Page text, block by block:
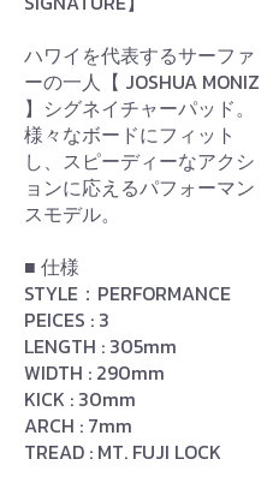
ハワイを代表するサーファ
ーの一人【 JOSHUA MONIZ
】シグネイチャーパッド。
様々なボードにフィット
し、スピーディーなアクシ
ョンに応えるパフォーマン
スモデル。
■ 仕様
STYLE：PERFORMANCE
PEICES : 3
LENGTH : 305mm
WIDTH : 290mm
KICK : 30mm
ARCH : 7mm
TREAD : MT. FUJI LOCK